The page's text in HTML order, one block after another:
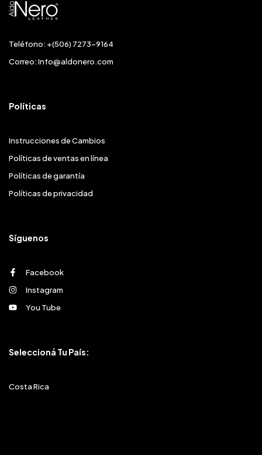
Teléfono: +(506) 7273-9164
Correo:Info@aldonero.com
Políticas
Instrucciones de Cambios
Políticas de ventas en línea
Políticas de garantía
Políticas de privacidad
Síguenos
Facebook
Instagram
You Tube
Seleccioná Tu País:
Costa Rica